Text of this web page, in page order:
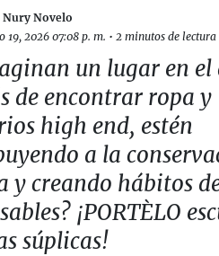
Nury Novelo
19, 2026 07:08 p. m. • 2 minutos de lectura
un lugar en el
de encontrar ropa y
high end, estén
a la
y creando hábitos
¡PORTÈLO
súplicas!